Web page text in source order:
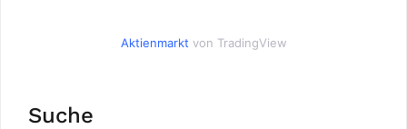
Aktienmarkt von TradingView
Suche